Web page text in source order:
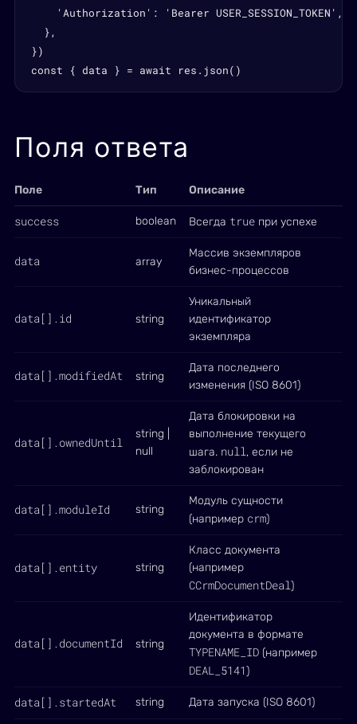
    'Authorization': 'Bearer USER_SESSION_TOKEN',
  },
})
const { data } = await res.json()
Поля ответа
Поле Тип Описание
success boolean Всегда true при успехе
data array
Массив экземпляров
бизнес-процессов
data[].id string
Уникальный
идентификатор
экземпляра
data[].modifiedAt string
Дата последнего
изменения (ISO 8601)
data[].ownedUntil
string |
null
Дата блокировки на
выполнение текущего
шага. null, если не
заблокирован
data[].moduleId string
Модуль сущности
(например crm)
data[].entity string
Класс документа
(например
CCrmDocumentDeal)
data[].documentId string
Идентификатор
документа в формате
TYPENAME_ID (например
DEAL_5141)
data[].startedAt string Дата запуска (ISO 8601)